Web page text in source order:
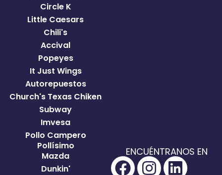
Circle K
Little Caesars
Chili's
Accival
Popeyes
It Just Wings
Autorepuestos
Church's Texas Chiken
Subway
Imvesa
Pollo Campero
Pollísimo
Mazda
Dunkin'
ENCUÉNTRANOS EN